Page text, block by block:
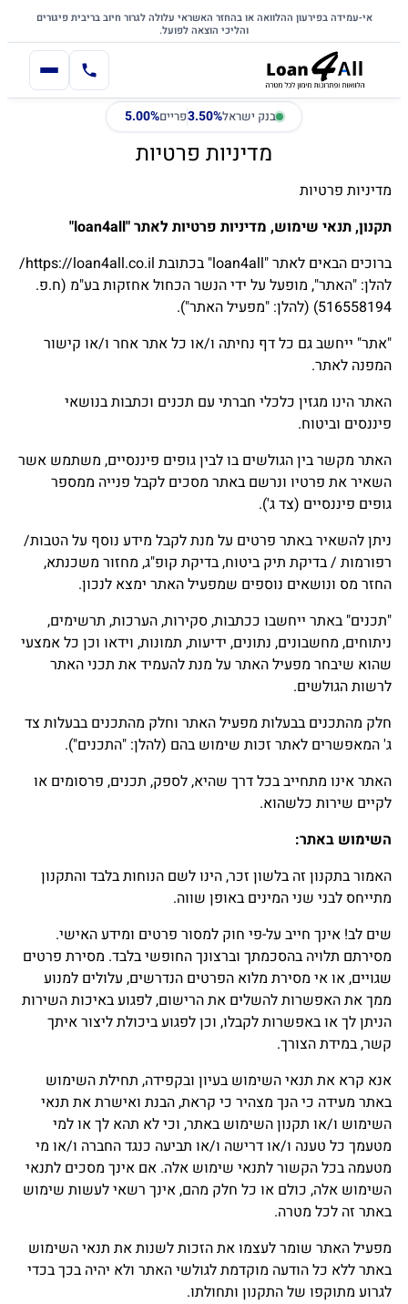
לתוכן
דלג לתוכן הראשי
אי-עמידה בפירעון ההלוואה או בהחזר האשראי עלולה לגרור חיוב בריבית פיגורים
והליכי הוצאה לפועל.
בנק ישראל3.50%פריים5.00%
מדיניות פרטיות
מדיניות פרטיות
תקנון, תנאי שימוש, מדיניות פרטיות לאתר"loan4all"
ברוכים הבאים לאתר "loan4all" בכתובת https://loan4all.co.il/
להלן: "האתר", מופעל על ידי הנשר הכחול אחזקות בע"מ (ח.פ.
516558194) (להלן: "מפעיל האתר").
"אתר" ייחשב גם כל דף נחיתה ו/או כל אתר אחר ו/או קישור
המפנה לאתר.
האתר הינו מגזין כלכלי חברתי עם תכנים וכתבות בנושאי
פיננסים וביטוח.
האתר מקשר בין הגולשים בו לבין גופים פיננסיים, משתמש אשר
השאיר את פרטיו ונרשם באתר מסכים לקבל פנייה ממספר
גופים פיננסיים (צד ג').
ניתן להשאיר באתר פרטים על מנת לקבל מידע נוסף על הטבות/
רפורמות / בדיקת תיק ביטוח, בדיקת קופ"ג, מחזור משכנתא,
החזר מס ונושאים נוספים שמפעיל האתר ימצא לנכון.
"תכנים" באתר ייחשבו ככתבות, סקירות, הערכות, תרשימים,
ניתוחים, מחשבונים, נתונים, ידיעות, תמונות, וידאו וכן כל אמצעי
שהוא שיבחר מפעיל האתר על מנת להעמיד את תכני האתר
לרשות הגולשים.
חלק מהתכנים בבעלות מפעיל האתר וחלק מהתכנים בבעלות צד
ג' המאפשרים לאתר זכות שימוש בהם (להלן: "התכנים").
האתר אינו מתחייב בכל דרך שהיא, לספק, תכנים, פרסומים או
לקיים שירות כלשהוא.
השימוש באתר:
האמור בתקנון זה בלשון זכר, הינו לשם הנוחות בלבד והתקנון
מתייחס לבני שני המינים באופן שווה.
שים לב! אינך חייב על-פי חוק למסור פרטים ומידע האישי.
מסירתם תלויה בהסכמתך וברצונך החופשי בלבד. מסירת פרטים
שגויים, או אי מסירת מלוא הפרטים הנדרשים, עלולים למנוע
ממך את האפשרות להשלים את הרישום, לפגוע באיכות השירות
הניתן לך או באפשרות לקבלו, וכן לפגוע ביכולת ליצור איתך
קשר, במידת הצורך.
אנא קרא את תנאי השימוש בעיון ובקפידה, תחילת השימוש
באתר מעידה כי הנך מצהיר כי קראת, הבנת ואישרת את תנאי
השימוש ו/או תקנון השימוש באתר, וכי לא תהא לך או למי
מטעמך כל טענה ו/או דרישה ו/או תביעה כנגד החברה ו/או מי
מטעמה בכל הקשור לתנאי שימוש אלה. אם אינך מסכים לתנאי
השימוש אלה, כולם או כל חלק מהם, אינך רשאי לעשות שימוש
באתר זה לכל מטרה.
מפעיל האתר שומר לעצמו את הזכות לשנות את תנאי השימוש
באתר ללא כל הודעה מוקדמת לגולשי האתר ולא יהיה בכך בכדי
לגרוע מתוקפו של התקנון ותחולתו.